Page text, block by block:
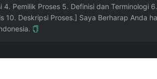
Pemilik Proses 5. Definisi dan Terminologi
10. Deskripsi Proses.] Saya Berharap